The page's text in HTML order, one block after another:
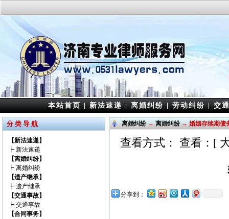
本站首页|新法速递|离婚纠纷|劳动纠纷|交
分 类 导 航
【新法速递】
┝ 新法速递
【离婚纠纷】
┝ 离婚纠纷
【遗产继承】
┝ 遗产继承
【交通事故】
┝ 交通事故
【合同事务】
离婚纠纷→离婚纠纷→ 婚姻存续期债
查看方式： 查看：[
分享到：